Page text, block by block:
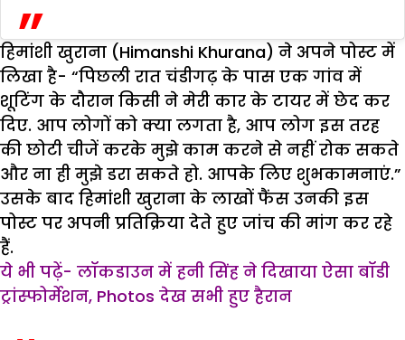
हिमांशी खुराना (Himanshi Khurana) ने अपने पोस्ट में
लिखा है- “पिछली रात चंडीगढ़ के पास एक गांव में
शूटिंग के दौरान किसी ने मेरी कार के टायर में छेद कर
दिए. आप लोगों को क्या लगता है, आप लोग इस तरह
की छोटी चीजें करके मुझे काम करने से नहीं रोक सकते
और ना ही मुझे डरा सकते हो. आपके लिए शुभकामनाएं.”
उसके बाद हिमांशी खुराना के लाखों फैंस उनकी इस
पोस्ट पर अपनी प्रतिक्रिया देते हुए जांच की मांग कर रहे
हैं.
ये भी पढ़ें- लॉकडाउन में हनी सिंह ने दिखाया ऐसा बॉडी
ट्रांस्फोर्मेशन, Photos देख सभी हुए हैरान